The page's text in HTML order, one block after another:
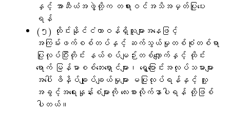
နှင့် အာဆီယံအဖွဲ့တို့က တရားဝင်အသိအမှတ်ပြုပေး
ရန်
(၅) ထိုင်းနိုင်ငံတာဝန်ရှိသူများအနေဖြင့်
အကြမ်းဖက်စစ်တပ်နှင့် ဆက်သွယ်မှုတစ်စုံတစ်ရာ
ပြုလုပ်ပြီးတိုင်း နယ်စပ်မျဉ်းတစ်လျှောက်နှင့် ထိုင်း
ရောက် မြန်မာစစ်ဘေးရှောင်များ၊ ရွှေ့ပြောင်းအလုပ်သမားများ
အပေါ် ဖိနှိပ်ချုပ်ချယ်မှုများ မပြုလုပ်ရန်နှင့် လူ့
အခွင့်အရေးနှုန်းစံများကို လေးစားလိုက်နာပါရန် တို့ဖြစ်
ပါတယ်။